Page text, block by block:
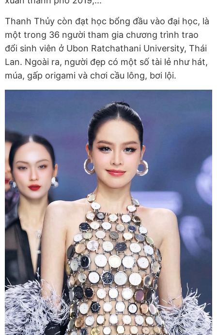
Thanh Thủy còn đạt học bổng đầu vào đại học, là
một trong 36 người tham gia chương trình trao
đổi sinh viên ở Ubon Ratchathani University, Thái
Lan. Ngoài ra, người đẹp có một số tài lẻ như hát,
múa, gấp origami và chơi cầu lông, bơi lội.